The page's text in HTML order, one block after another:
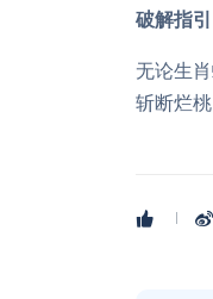
破解指
无论生
斩断烂